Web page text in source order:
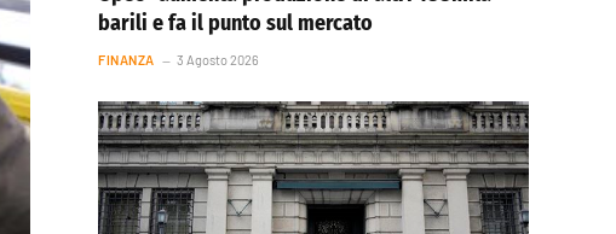
barili e fa il punto sul mercato
FINANZA 3 Agosto 2026